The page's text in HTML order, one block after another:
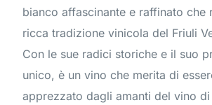
bianco affascinante e raffinato che
ricca tradizione vinicola del Friuli
Con le sue radici storiche e il suo
unico, è un vino che merita di
apprezzato dagli amanti del vino